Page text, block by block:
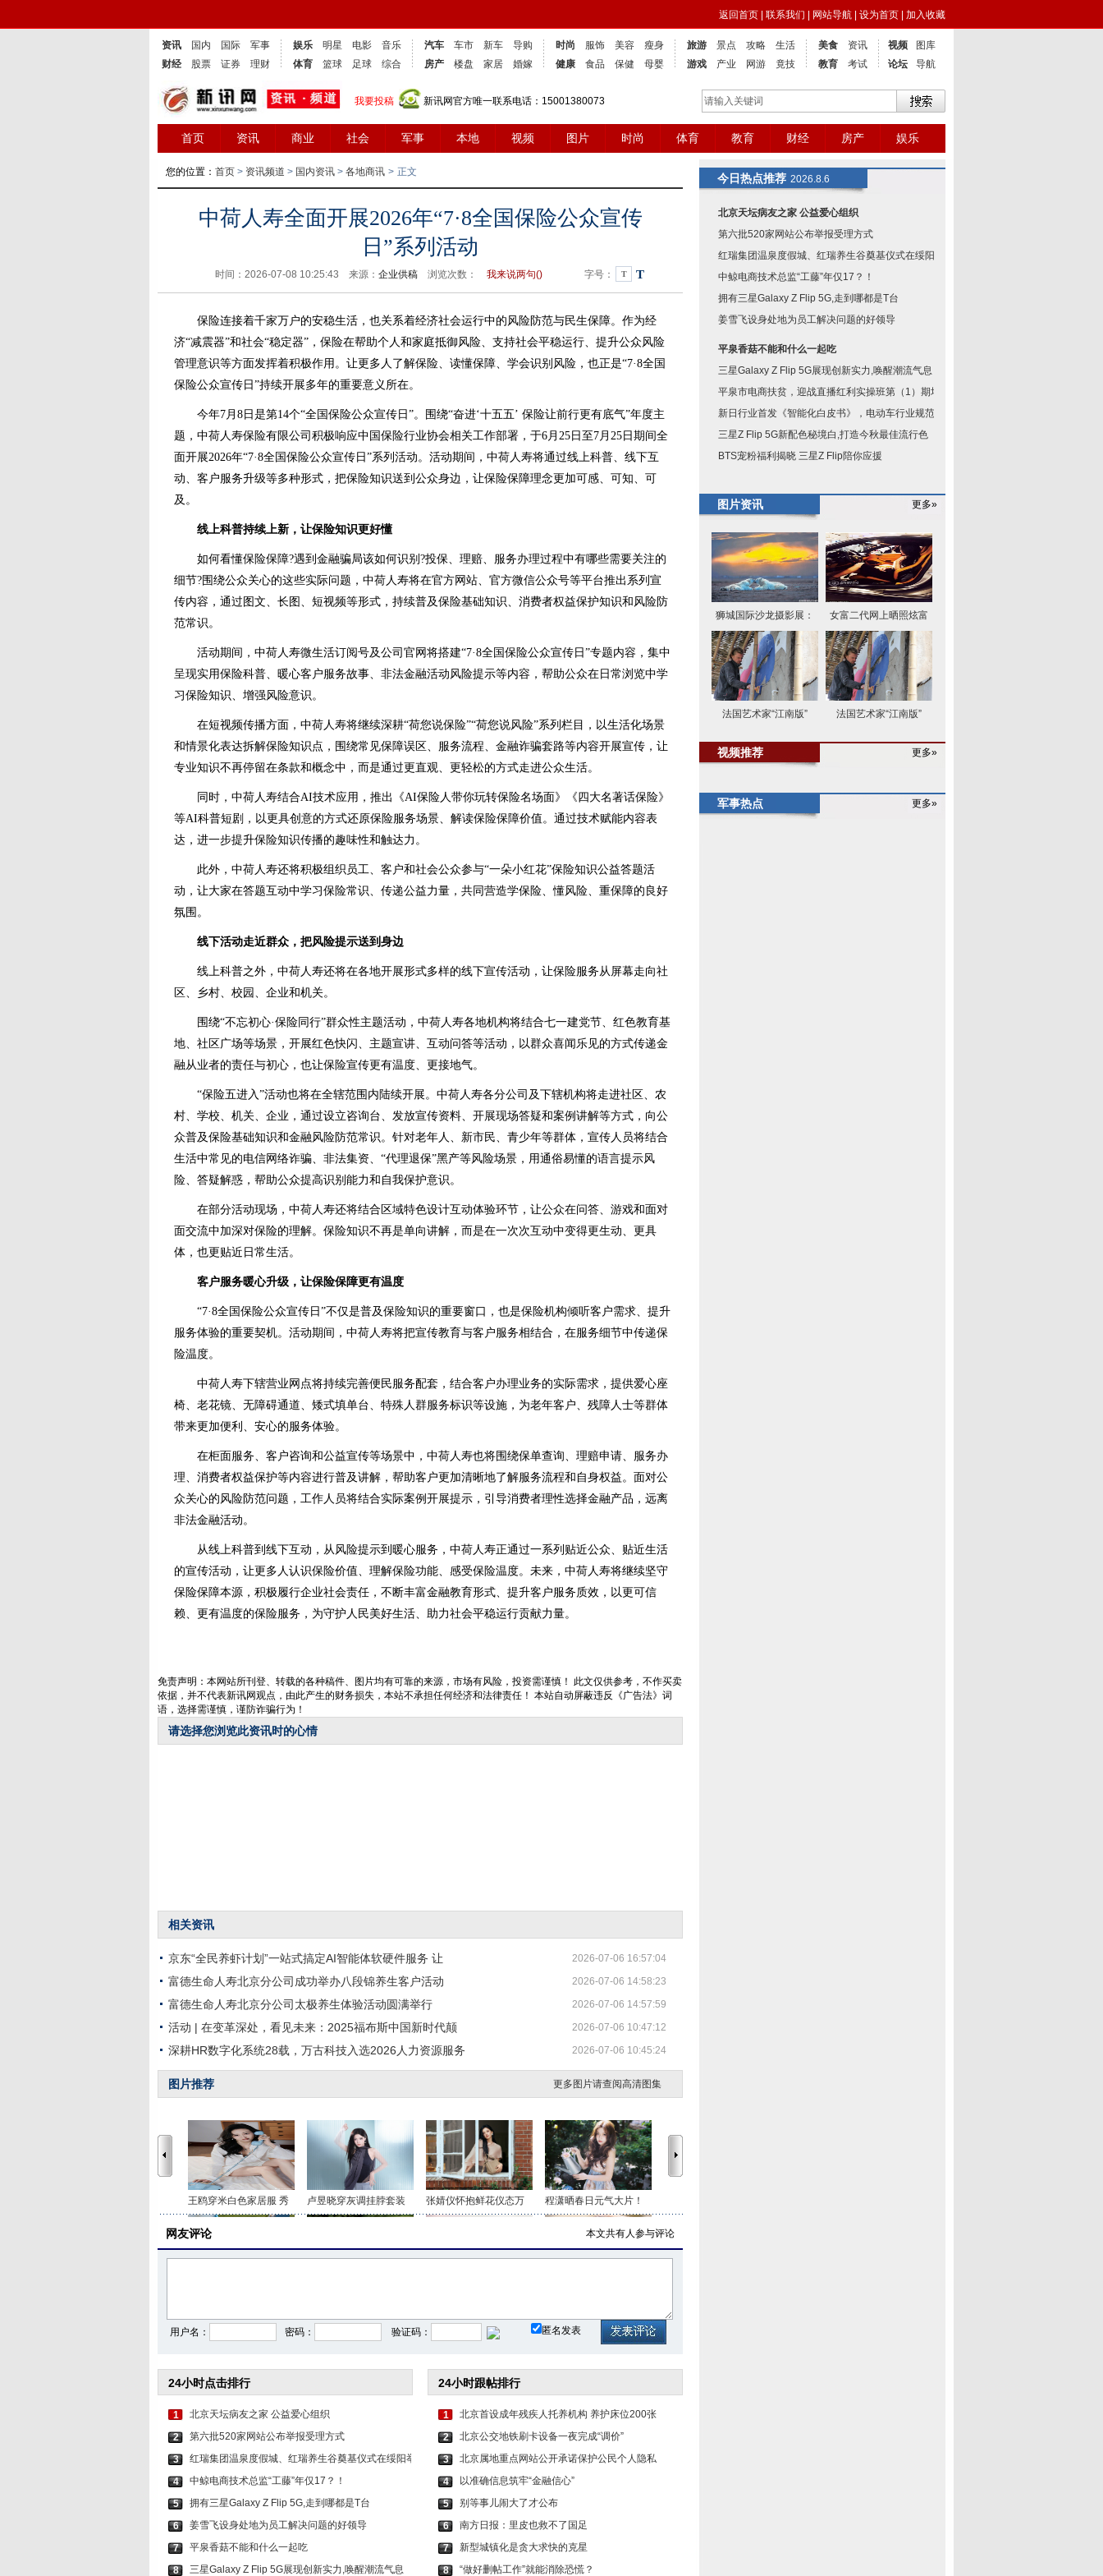
返回首页 联系我们 网站导航 设为首页 加入收藏
资讯 国内 国际
军事
财经
股票 证券 理财
娱乐 明星 电影
音乐
体育
篮球 足球 综合
汽车 车市 新车
导购
房产
楼盘 家居 婚嫁
时尚 服饰 美容
瘦身
健康
食品 保健 母婴
旅游 景点 攻略
生活
游戏
产业 网游 竟技
美食
资讯
教育
考试
视频
图库
论坛
导航
我要投稿 新讯网官方唯一联系电话：15001380073
首页 资讯 商业 社会 军事 本地 视频 图片 时尚 体育 教育 财经 房产 娱乐
您的位置： 首页 > 资讯频道 > 国内资讯 > 各地商讯 > 正文
中荷人寿全面开展2026年“7·8全国保险公众宣传
日”系列活动
时间：2026-07-08 10:25:43 来源： 企业供稿 浏览次数： 我来说两句() 字号： T T
保险连接着千家万户的安稳生活，也关系着经济社会运行中的风险防范与民生保障。作为经
济“减震器”和社会“稳定器”，保险在帮助个人和家庭抵御风险、支持社会平稳运行、提升公众风险
管理意识等方面发挥着积极作用。让更多人了解保险、读懂保障、学会识别风险，也正是“7·8全国
保险公众宣传日”持续开展多年的重要意义所在。
今年7月8日是第14个“全国保险公众宣传日”。围绕“奋进‘十五五’ 保险让前行更有底气”年度主
题，中荷人寿保险有限公司积极响应中国保险行业协会相关工作部署，于6月25日至7月25日期间全
面开展2026年“7·8全国保险公众宣传日”系列活动。活动期间，中荷人寿将通过线上科普、线下互
动、客户服务升级等多种形式，把保险知识送到公众身边，让保险保障理念更加可感、可知、可
及。
线上科普持续上新，让保险知识更好懂
如何看懂保险保障?遇到金融骗局该如何识别?投保、理赔、服务办理过程中有哪些需要关注的
细节?围绕公众关心的这些实际问题，中荷人寿将在官方网站、官方微信公众号等平台推出系列宣
传内容，通过图文、长图、短视频等形式，持续普及保险基础知识、消费者权益保护知识和风险防
范常识。
活动期间，中荷人寿微生活订阅号及公司官网将搭建“7·8全国保险公众宣传日”专题内容，集中
呈现实用保险科普、暖心客户服务故事、非法金融活动风险提示等内容，帮助公众在日常浏览中学
习保险知识、增强风险意识。
在短视频传播方面，中荷人寿将继续深耕“荷您说保险”“荷您说风险”系列栏目，以生活化场景
和情景化表达拆解保险知识点，围绕常见保障误区、服务流程、金融诈骗套路等内容开展宣传，让
专业知识不再停留在条款和概念中，而是通过更直观、更轻松的方式走进公众生活。
同时，中荷人寿结合AI技术应用，推出《AI保险人带你玩转保险名场面》《四大名著话保险》
等AI科普短剧，以更具创意的方式还原保险服务场景、解读保险保障价值。通过技术赋能内容表
达，进一步提升保险知识传播的趣味性和触达力。
此外，中荷人寿还将积极组织员工、客户和社会公众参与“一朵小红花”保险知识公益答题活
动，让大家在答题互动中学习保险常识、传递公益力量，共同营造学保险、懂风险、重保障的良好
氛围。
线下活动走近群众，把风险提示送到身边
线上科普之外，中荷人寿还将在各地开展形式多样的线下宣传活动，让保险服务从屏幕走向社
区、乡村、校园、企业和机关。
围绕“不忘初心·保险同行”群众性主题活动，中荷人寿各地机构将结合七一建党节、红色教育基
地、社区广场等场景，开展红色快闪、主题宣讲、互动问答等活动，以群众喜闻乐见的方式传递金
融从业者的责任与初心，也让保险宣传更有温度、更接地气。
“保险五进入”活动也将在全辖范围内陆续开展。中荷人寿各分公司及下辖机构将走进社区、农
村、学校、机关、企业，通过设立咨询台、发放宣传资料、开展现场答疑和案例讲解等方式，向公
众普及保险基础知识和金融风险防范常识。针对老年人、新市民、青少年等群体，宣传人员将结合
生活中常见的电信网络诈骗、非法集资、“代理退保”黑产等风险场景，用通俗易懂的语言提示风
险、答疑解惑，帮助公众提高识别能力和自我保护意识。
在部分活动现场，中荷人寿还将结合区域特色设计互动体验环节，让公众在问答、游戏和面对
面交流中加深对保险的理解。保险知识不再是单向讲解，而是在一次次互动中变得更生动、更具
体，也更贴近日常生活。
客户服务暖心升级，让保险保障更有温度
“7·8全国保险公众宣传日”不仅是普及保险知识的重要窗口，也是保险机构倾听客户需求、提升
服务体验的重要契机。活动期间，中荷人寿将把宣传教育与客户服务相结合，在服务细节中传递保
险温度。
中荷人寿下辖营业网点将持续完善便民服务配套，结合客户办理业务的实际需求，提供爱心座
椅、老花镜、无障碍通道、矮式填单台、特殊人群服务标识等设施，为老年客户、残障人士等群体
带来更加便利、安心的服务体验。
在柜面服务、客户咨询和公益宣传等场景中，中荷人寿也将围绕保单查询、理赔申请、服务办
理、消费者权益保护等内容进行普及讲解，帮助客户更加清晰地了解服务流程和自身权益。面对公
众关心的风险防范问题，工作人员将结合实际案例开展提示，引导消费者理性选择金融产品，远离
非法金融活动。
从线上科普到线下互动，从风险提示到暖心服务，中荷人寿正通过一系列贴近公众、贴近生活
的宣传活动，让更多人认识保险价值、理解保险功能、感受保险温度。未来，中荷人寿将继续坚守
保险保障本源，积极履行企业社会责任，不断丰富金融教育形式、提升客户服务质效，以更可信
赖、更有温度的保险服务，为守护人民美好生活、助力社会平稳运行贡献力量。
免责声明：本网站所刊登、转载的各种稿件、图片均有可靠的来源，市场有风险，投资需谨慎！ 此文仅供参考，不作买卖
依据，并不代表新讯网观点，由此产生的财务损失，本站不承担任何经济和法律责任！ 本站自动屏蔽违反《广告法》词
语，选择需谨慎，谨防诈骗行为！
请选择您浏览此资讯时的心情
相关资讯
京东“全民养虾计划”一站式搞定AI智能体软硬件服务 让 2026-07-06 16:57:04
富德生命人寿北京分公司成功举办八段锦养生客户活动 2026-07-06 14:58:23
富德生命人寿北京分公司太极养生体验活动圆满举行 2026-07-06 14:57:59
活动 | 在变革深处，看见未来：2025福布斯中国新时代颠 2026-07-06 10:47:12
深耕HR数字化系统28载，万古科技入选2026人力资源服务 2026-07-06 10:45:24
更多图片请查阅高清图集
图片推荐
王鸥穿米白色家居服 秀 卢昱晓穿灰调挂脖套装 张婧仪怀抱鲜花仪态万 程潇晒春日元气大片！
网友评论 本文共有人参与评论
用户名： 密码： 验证码： 匿名发表
24小时点击排行
1
北京天坛病友之家 公益爱心组织
2
第六批520家网站公布举报受理方式
3
红瑞集团温泉度假城、红瑞养生谷奠基仪式在绥阳举
4
中鲸电商技术总监“工藤”年仅17？！
5
拥有三星Galaxy Z Flip 5G,走到哪都是T台
6
姜雪飞设身处地为员工解决问题的好领导
7
平泉香菇不能和什么一起吃
8
三星Galaxy Z Flip 5G展现创新实力,唤醒潮流气息
24小时跟帖排行
1
北京首设成年残疾人托养机构 养护床位200张
2
北京公交地铁刷卡设备一夜完成“调价”
3
北京属地重点网站公开承诺保护公民个人隐私
4
以准确信息筑牢“金融信心”
5
别等事儿闹大了才公布
6
南方日报：里皮也救不了国足
7
新型城镇化是贪大求快的克星
8
“做好删帖工作”就能消除恐慌？
今日热点推荐 2026.8.6
北京天坛病友之家 公益爱心组织
第六批520家网站公布举报受理方式
红瑞集团温泉度假城、红瑞养生谷奠基仪式在绥阳举
中鲸电商技术总监“工藤”年仅17？！
拥有三星Galaxy Z Flip 5G,走到哪都是T台
姜雪飞设身处地为员工解决问题的好领导
平泉香菇不能和什么一起吃
三星Galaxy Z Flip 5G展现创新实力,唤醒潮流气息
平泉市电商扶贫，迎战直播红利实操班第（1）期培
新日行业首发《智能化白皮书》，电动车行业规范已
三星Z Flip 5G新配色秘境白,打造今秋最佳流行色
BTS宠粉福利揭晓 三星Z Flip陪你应援
图片资讯 更多»
狮城国际沙龙摄影展： 女富二代网上晒照炫富
法国艺术家“江南版” 法国艺术家“江南版”
视频推荐 更多»
军事热点 更多»